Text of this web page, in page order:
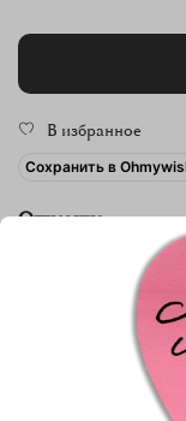
В избранное
Сохранить в
Описание
Это не платье, это
Оголяйте плечи или
объемные рукава
вариантов
завязки – по-
Платье подойдет на
Показать полностью